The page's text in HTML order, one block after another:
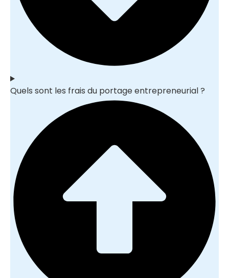
Quels sont les frais du portage entrepreneurial ?